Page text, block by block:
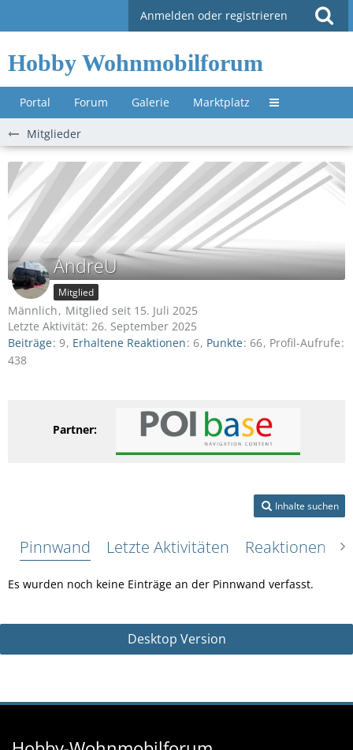
Anmelden oder registrieren
Hobby Wohnmobilforum
Portal Forum Galerie Marktplatz Untermenü »
Mitglieder
AndreU
Mitglied
Männlich
Mitglied seit 15. Juli 2025
Letzte Aktivität: 26. September 2025
Beiträge 9 Erhaltene Reaktionen 6 Punkte 66 Profil-Aufrufe
438
Partner:
Inhalte suchen
Pinnwand Letzte Aktivitäten Reaktionen
Es wurden noch keine Einträge an der Pinnwand verfasst.
Desktop Version